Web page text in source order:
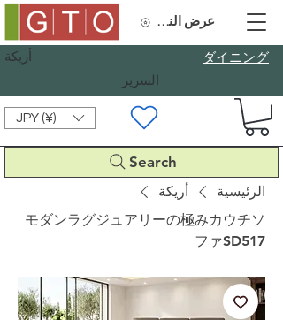
أريكة
​ダイニング
السرير
JPY (¥)
Search
عرض النقاط
الرئيسية
أريكة
モダンラグジュアリーの極みカウチソ
ファSD517